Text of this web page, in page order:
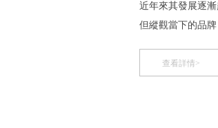
近年來其發展逐
但縱觀當下的品
牌對企業長久發
查看詳情>